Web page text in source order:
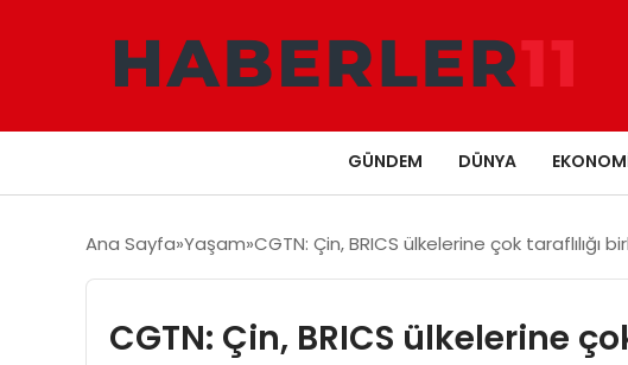
GÜNDEM DÜNYA
Ana Sayfa Yaşam CGTN: Çin, BRICS ülkelerine çok
CGTN: Çin, BRICS ülkelerine